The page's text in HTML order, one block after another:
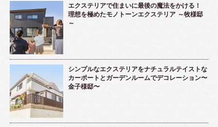
エクステリアで住まいに最後の魔法をかける！
理想を極めたモノトーンエクステリア ～牧様邸
～
シンプルなエクステリアをナチュラルテイストな
カーポートとガーデンルームでデコレーション〜
金子様邸〜